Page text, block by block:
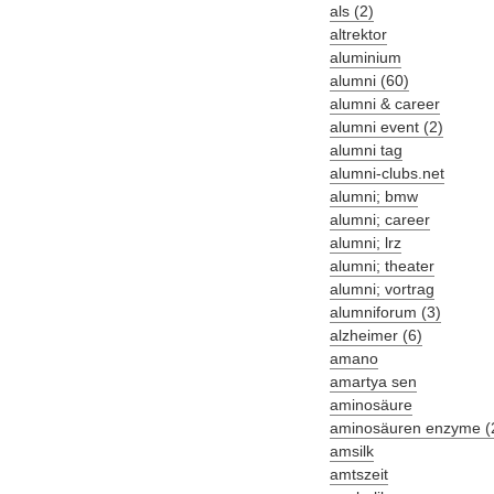
als (2)
altrektor
aluminium
alumni (60)
alumni & career
alumni event (2)
alumni tag
alumni-clubs.net
alumni; bmw
alumni; career
alumni; lrz
alumni; theater
alumni; vortrag
alumniforum (3)
alzheimer (6)
amano
amartya sen
aminosäure
aminosäuren enzyme
amsilk
amtszeit